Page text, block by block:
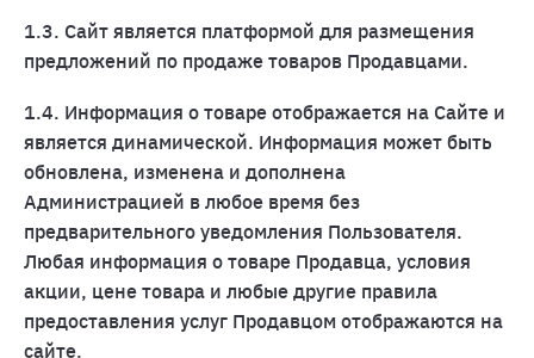
1.3. Сайт является платформой для размещения
предложений по продаже товаров Продавцами.
1.4. Информация о товаре отображается на Сайте и
является динамической. Информация может быть
обновлена, изменена и дополнена
Администрацией в любое время без
предварительного уведомления Пользователя.
Любая информация о товаре Продавца, условия
акции, цене товара и любые другие правила
предоставления услуг Продавцом отображаются на
сайте.